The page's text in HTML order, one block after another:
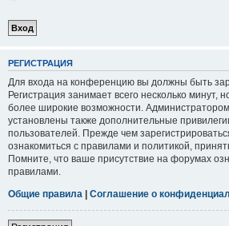
РЕГИСТРАЦИЯ
Для входа на конференцию вы должны быть
Регистрация занимает всего несколько минут,
более широкие возможности.
установлены также дополнительные
пользователей. Прежде чем
ознакомиться с правилами и политикой,
Помните, что ваше присутствие на форумах
правилами.
Общие правила | Соглашение о